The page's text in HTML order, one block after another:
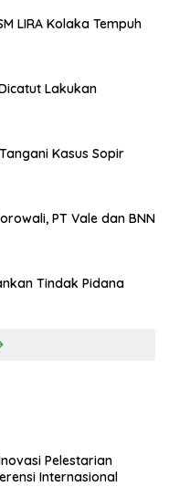
LIRA Kolaka Tempuh
Lakukan
Kasus Sopir
PT Vale dan BNN
Tindak Pidana
Pelestarian
Internasional